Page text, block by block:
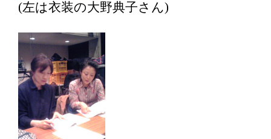
(左は衣装の大野典子さん)